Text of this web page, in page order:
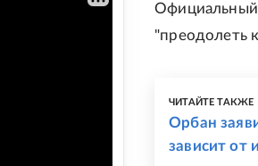
Официальный
"преодолеть
ЧИТАЙТЕ ТАКЖЕ
Орбан
зависит от